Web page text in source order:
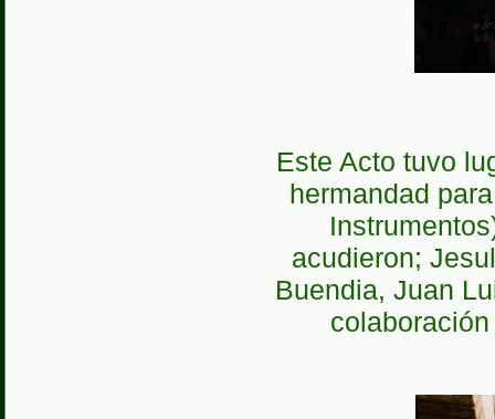
Este Acto tuvo
hermandad
acudieron;
Buendia, Juan